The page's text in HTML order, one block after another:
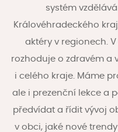
systém
Královéhradeckého
aktéry v regionech.
rozhoduje o zdravém a
i celého kraje. Máme
ale i prezenční lekce a
předvídat a řídit vývoj
v obci, jaké nové